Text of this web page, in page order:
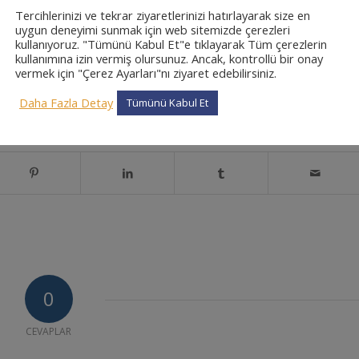
kişilere uygulanan cezalar, ilgili yasal düzenlemelere ve uluslararası
doğal çevrenin ve biyolojik çeşitliliğin korunması sağlanır. Sonuçta
hedeftir.
yazımızı okumak için tıklayınız
0
CEVAPLAR
Tercihlerinizi ve tekrar ziyaretlerinizi hatırlayarak size en
uygun deneyimi sunmak için web sitemizde çerezleri
kullanıyoruz. "Tümünü Kabul Et"e tıklayarak Tüm çerezlerin
kullanımına izin vermiş olursunuz. Ancak, kontrollü bir onay
vermek için "Çerez Ayarları"nı ziyaret edebilirsiniz.
Daha Fazla Detay
Tümünü Kabul Et